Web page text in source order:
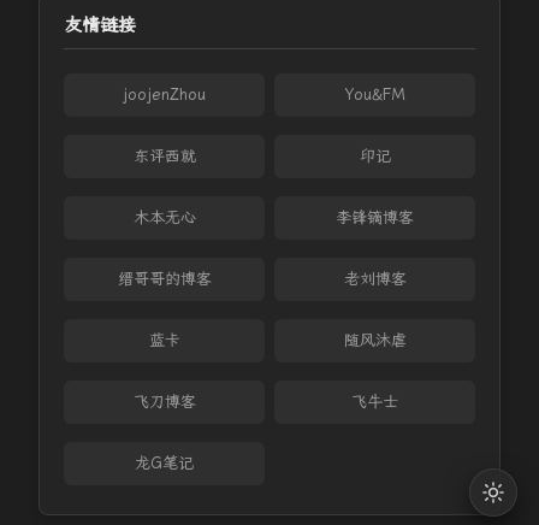
友情链接
joojenZhou You&FM
东评西就 印记
木本无心 李锋镝博客
缙哥哥的博客 老刘博客
蓝卡 随风沐虐
飞刀博客 飞牛士
龙G笔记